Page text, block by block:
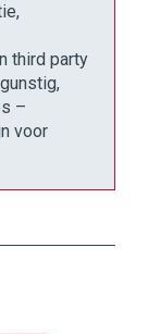
third party
–
voor